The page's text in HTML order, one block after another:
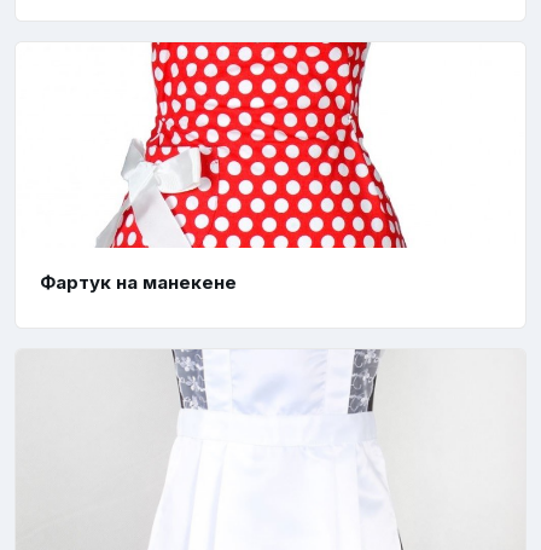
Фартук на манекене